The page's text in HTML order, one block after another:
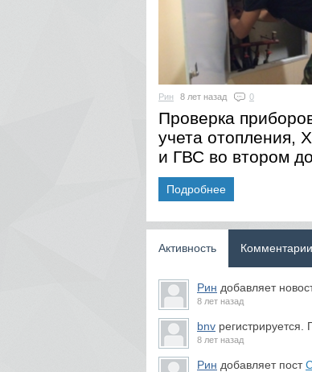
Рин 8 лет назад 0
Проверка
учета отопления,
и ГВС во втором
Подробнее
Активность Комментарии
Рин добавляет
8 лет назад
bnv регистрируется.
8 лет назад
Рин добавляет пост